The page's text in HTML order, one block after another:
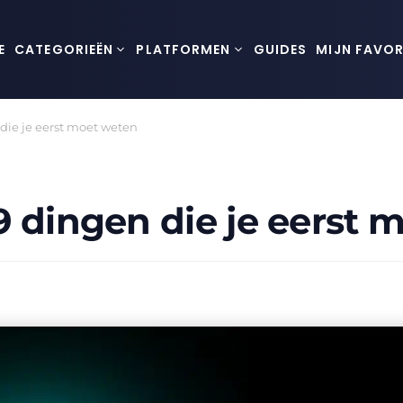
CATEGORIEËN PLATFORMEN GUIDES MIJN
je eerst moet weten
dingen die je eerst